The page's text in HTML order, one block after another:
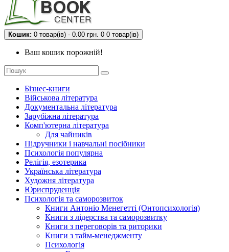
Кошик: 0 товар(ів) - 0.00 грн. 0 0 товар(ів)
Ваш кошик порожній!
Бізнес-книги
Військова література
Документальна література
Зарубіжна література
Комп'ютерна література
Для чайників
Підручники і навчальні посібники
Психологія популярна
Релігія, езотерика
Українська література
Художня література
Юриспруденція
Психологія та саморозвиток
Книги Антоніо Менегетті (Онтопсихологія)
Книги з лідерства та саморозвитку
Книги з переговорів та риторики
Книги з тайм-менеджменту
Психологія